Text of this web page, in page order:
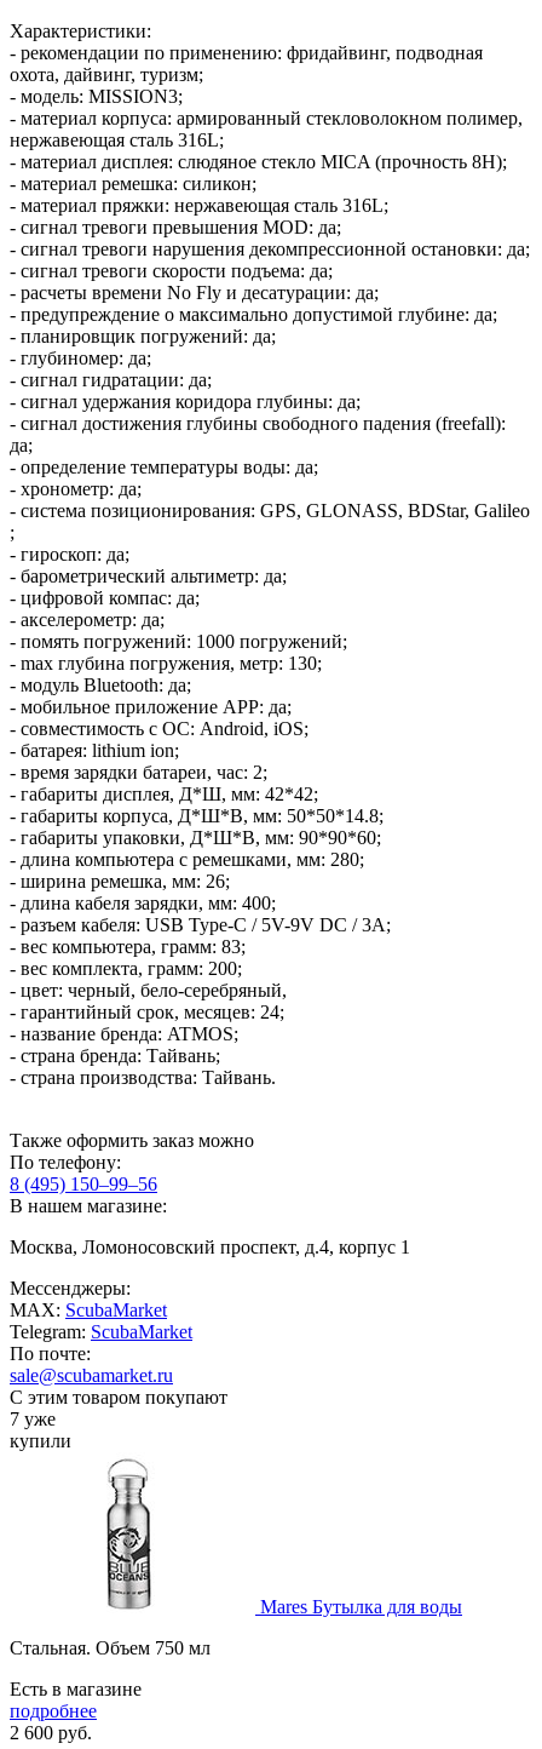
Характеристики:
- рекомендации по применению: фридайвинг, подводная
охота, дайвинг, туризм;
- модель: MISSION3;
- материал корпуса: армированный стекловолокном полимер,
нержавеющая сталь 316L;
- материал дисплея: слюдяное стекло MICA (прочность 8H);
- материал ремешка: силикон;
- материал пряжки: нержавеющая сталь 316L;
- сигнал тревоги превышения MOD: да;
- сигнал тревоги нарушения декомпрессионной остановки: да;
- сигнал тревоги скорости подъема: да;
- расчеты времени No Fly и десатурации: да;
- предупреждение о максимально допустимой глубине: да;
- планировщик погружений: да;
- глубиномер: да;
- сигнал гидратации: да;
- сигнал удержания коридора глубины: да;
- сигнал достижения глубины свободного падения (freefall):
да;
- определение температуры воды: да;
- хронометр: да;
- система позиционирования: GPS, GLONASS, BDStar, Galileo
;
- гироскоп: да;
- барометрический альтиметр: да;
- цифровой компас: да;
- акселерометр: да;
- помять погружений: 1000 погружений;
- max глубина погружения, метр: 130;
- модуль Bluetooth: да;
- мобильное приложение APP: да;
- совместимость с ОС: Android, iOS;
- батарея: lithium ion;
- время зарядки батареи, час: 2;
- габариты дисплея, Д*Ш, мм: 42*42;
- габариты корпуса, Д*Ш*В, мм: 50*50*14.8;
- габариты упаковки, Д*Ш*В, мм: 90*90*60;
- длина компьютера с ремешками, мм: 280;
- ширина ремешка, мм: 26;
- длина кабеля зарядки, мм: 400;
- разъем кабеля: USB Type-C / 5V-9V DC / 3A;
- вес компьютера, грамм: 83;
- вес комплекта, грамм: 200;
- цвет: черный, бело-серебряный,
- гарантийный срок, месяцев: 24;
- название бренда: ATMOS;
- страна бренда: Тайвань;
- страна производства: Тайвань.
Также оформить заказ можно
По телефону:
8 (495) 150–99–56
В нашем магазине:
Москва, Ломоносовский проспект, д.4, корпус 1
Мессенджеры:
MAX: ScubaMarket
Telegram: ScubaMarket
По почте:
sale@scubamarket.ru
С этим товаром покупают
7 уже
купили
Mares Бутылка для воды
Стальная. Объем 750 мл
Есть в магазине
подробнее
2 600 руб.